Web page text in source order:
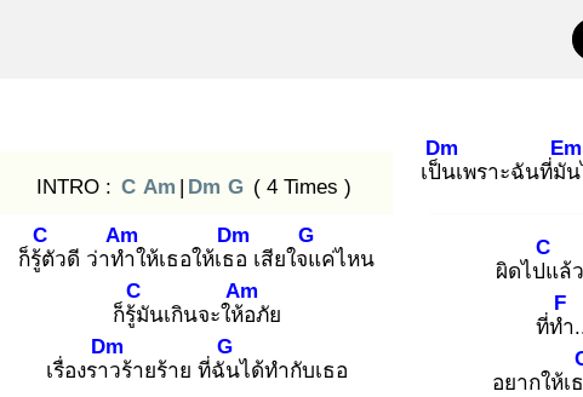
INTRO : C Am | Dm G ( 4 Times )
ก็รู้ตั
C
วดี ว่าทำ
Am
ให้เธอให้เธอ
Dm
เสียใจแ
G
ค่ไหน
ก็รู้มั
C
นเกินจะให้อ
Am
ภัย
เรื่องราว
Dm
ร้ายร้าย ที่ฉัน
G
ได้ทำกับเธอ
เป็น
Dm
เพราะฉันที่มัน
Em
ผิดไปแ
C
ล้
ที่ทำ
F
อยากให้เ